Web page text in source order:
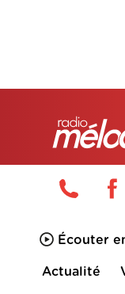
Écouter
Actualité